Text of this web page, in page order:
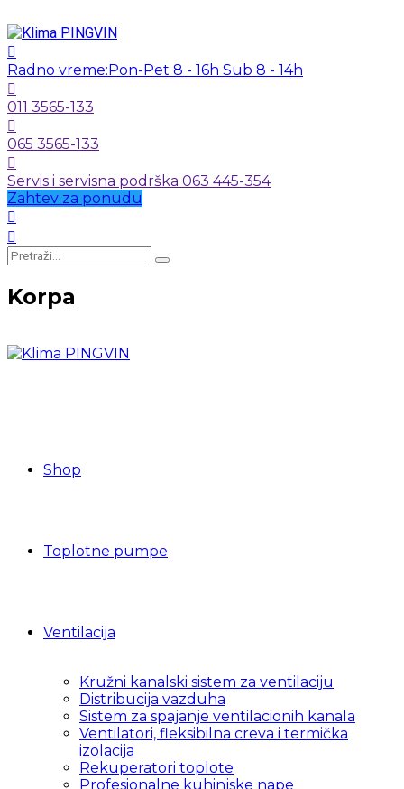
Radno vreme:Pon-Pet 8 - 16h Sub 8 - 14h
011 3565-133
065 3565-133
Servis i servisna podrška 063 445-354
Zahtev za ponudu
Korpa
Shop
Toplotne pumpe
Ventilacija
Kružni kanalski sistem za ventilaciju
Distribucija vazduha
Sistem za spajanje ventilacionih kanala
Ventilatori, fleksibilna creva i termička
izolacija
Rekuperatori toplote
Profesionalne kuhinjske nape